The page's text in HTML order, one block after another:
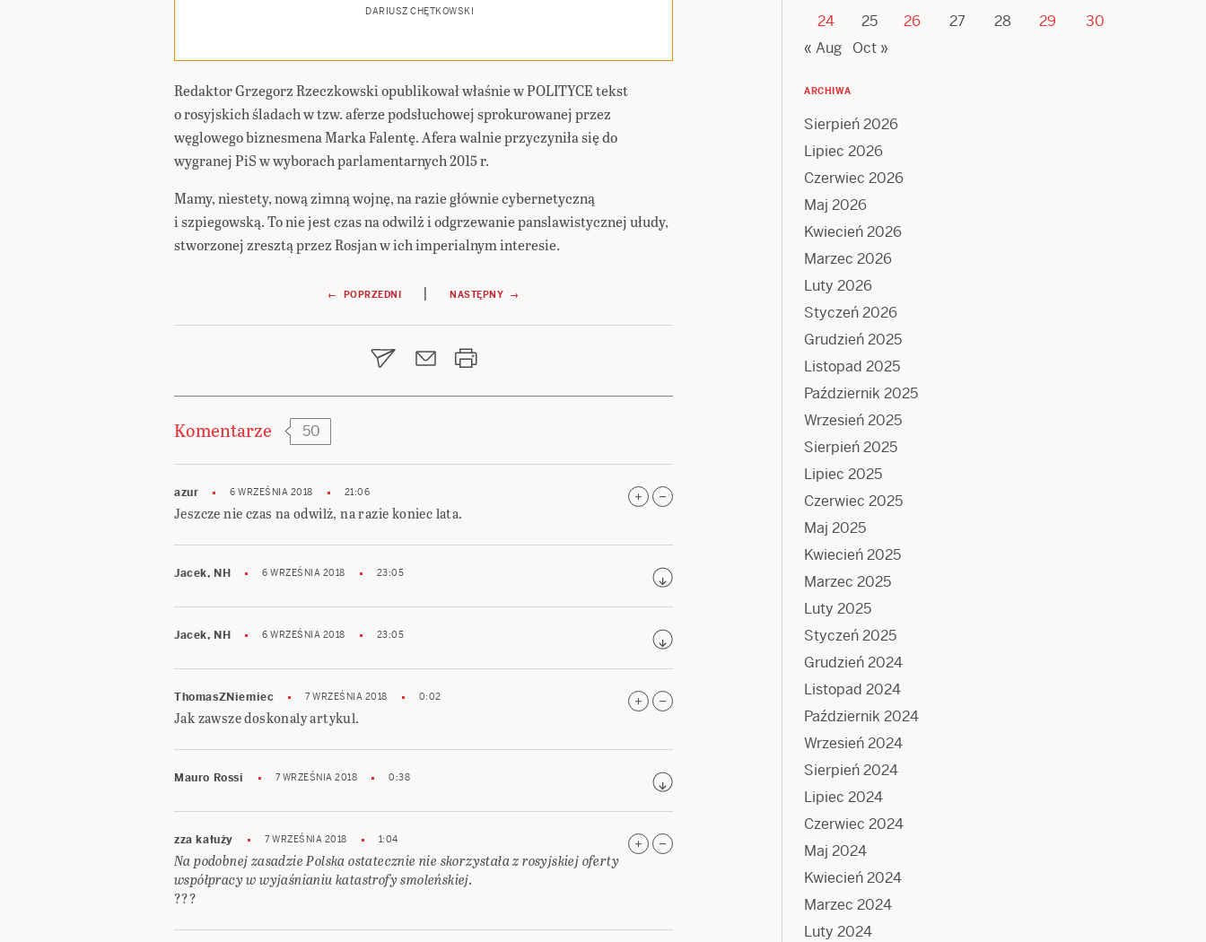
DARIUSZ CHĘTKOWSKI
Redaktor Grzegorz Rzeczkowski opublikował właśnie w POLITYCE tekst
o rosyjskich śladach w tzw. aferze podsłuchowej sprokurowanej przez
węglowego biznesmena Marka Falentę. Afera walnie przyczyniła się do
wygranej PiS w wyborach parlamentarnych 2015 r.
Mamy, niestety, nową zimną wojnę, na razie głównie cybernetyczną
i szpiegowską. To nie jest czas na odwilż i odgrzewanie panslawistycznej ułudy,
stworzonej zresztą przez Rosjan w ich imperialnym interesie.
wpisu
← POPRZEDNI | NASTĘPNY →
Komentarze 50
azur 6 WRZEŚNIA 2018 21:06
Jeszcze nie czas na odwilż, na razie koniec lata.
Jacek, NH 6 WRZEŚNIA 2018 23:05
Jacek, NH 6 WRZEŚNIA 2018 23:05
ThomasZNiemiec 7 WRZEŚNIA 2018 0:02
Jak zawsze doskonaly artykul.
Mauro Rossi 7 WRZEŚNIA 2018 0:38
zza kałuży 7 WRZEŚNIA 2018 1:04
Na podobnej zasadzie Polska ostatecznie nie skorzystała z rosyjskiej oferty
współpracy w wyjaśnianiu katastrofy smoleńskiej.
???
24
25 26 27 28 29
30
« Aug
Oct »
ARCHIWA
Sierpień 2026
Lipiec 2026
Czerwiec 2026
Maj 2026
Kwiecień 2026
Marzec 2026
Luty 2026
Styczeń 2026
Grudzień 2025
Listopad 2025
Październik 2025
Wrzesień 2025
Sierpień 2025
Lipiec 2025
Czerwiec 2025
Maj 2025
Kwiecień 2025
Marzec 2025
Luty 2025
Styczeń 2025
Grudzień 2024
Listopad 2024
Październik 2024
Wrzesień 2024
Sierpień 2024
Lipiec 2024
Czerwiec 2024
Maj 2024
Kwiecień 2024
Marzec 2024
Luty 2024